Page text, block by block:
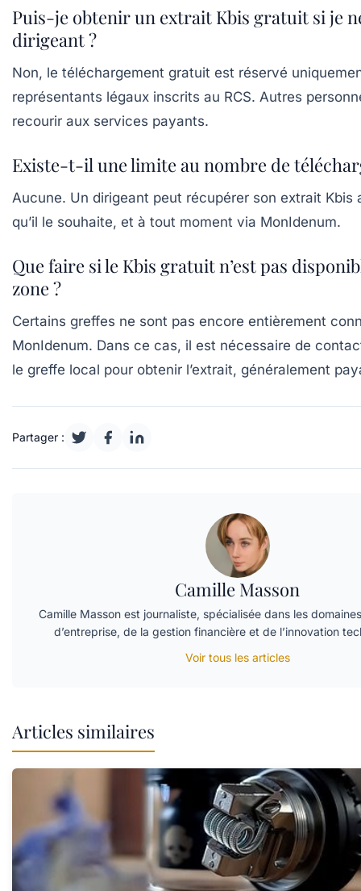
Puis-je obtenir un extrait Kbis gratuit si je
dirigeant ?
Non, le téléchargement gratuit est réservé
représentants légaux inscrits au RCS. Autres
recourir aux services payants.
Existe-t-il une limite au nombre de
Aucune. Un dirigeant peut récupérer son extrait Kbis
qu’il le souhaite, et à tout moment via MonIdenum.
Que faire si le Kbis gratuit n’est pas
zone ?
Certains greffes ne sont pas encore entièrement
MonIdenum. Dans ce cas, il est nécessaire de
le greffe local pour obtenir l’extrait, généralement
Partager :
Camille Masson
Camille Masson est journaliste, spécialisée dans les
d’entreprise, de la gestion financière et de l’innovation
Voir tous les articles
Articles similaires